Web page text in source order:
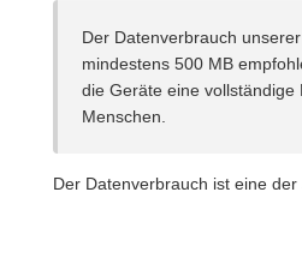
Der Datenverbrauch
mindestens 500 MB
die Geräte eine
Menschen.
Der Datenverbrauch ist eine